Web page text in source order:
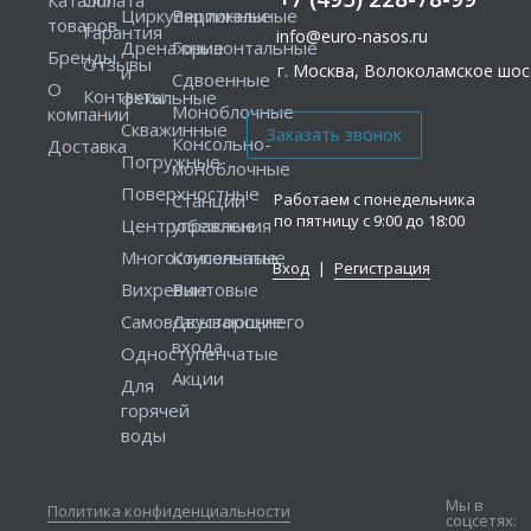
info@euro-nasos.ru
г. Москва, Волоколамское
Работаем с понедельника
по пятницу с 9:00 до 18:00
Вход | Регистрация
товаров
Бренды
О
компании
Доставка
Гарантия
Отзывы
Контакты
Циркуляционные
Дренажные
и
фекальные
Скважинные
Погружные
Поверхностные
Центробежные
Многоступенчатые
Вихревые
Самовсасывающие
Одноступенчатые
Для
горячей
воды
Вертикальные
Горизонтальные
Сдвоенные
Моноблочные
Консольно-
моноблочные
Станции
управления
Консольные
Винтовые
Двустороннего
входа
Акции
Политика конфиденциальности Мы в
соцсетях: